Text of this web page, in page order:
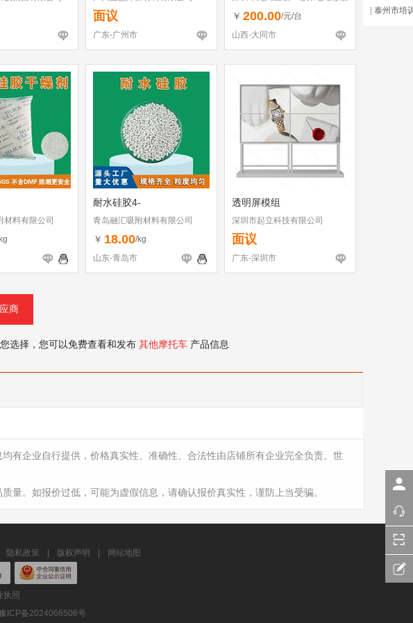
面议
广东-广州市
（个体工商户）
￥ 200.00/元/台
山西-大同市
材料有限公司
耐水硅胶4-
青岛融汇吸附材料有限公司
￥ 18.00/kg
山东-青岛市
透明屏模组
深圳市起立科技有限公司
面议
广东-深圳市
商
选择，您可以免费查看和发布 其他摩托车 产品信息
泰州市培
有企业自行提供，价格真实性、准确性、合法性由店铺所有企业完全负责。世
量。如报价过低，可能为虚假信息，请确认报价真实性，谨防上当受骗。
隐私政策 版权声明 网站地图
执照
豫ICP备2024066506号